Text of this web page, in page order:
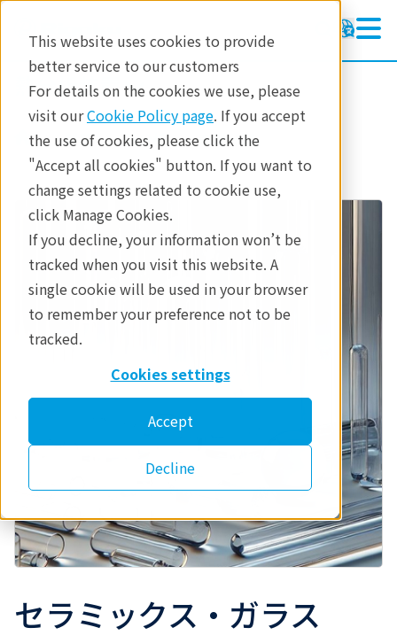
This website uses cookies to provide
better service to our customers
For details on the cookies we use, please
visit ourCookie Policy page. If you accept
the use of cookies, please click the
"Accept all cookies" button. If you want to
change settings related to cookie use,
click Manage Cookies.
If you decline, your information won’t be
tracked when you visit this website. A
single cookie will be used in your browser
to remember your preference not to be
tracked.
Cookies settings
Accept
Decline
熱分析装置
熱分析装置
ラーニング
製品
産業分野
お問合せ
製品 熱分析 産業分野
セラミックス・ガラス